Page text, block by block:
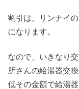
割引は、リンナイ
になります。
なので、いきなり
所さんの給湯器交
低その金額で給湯